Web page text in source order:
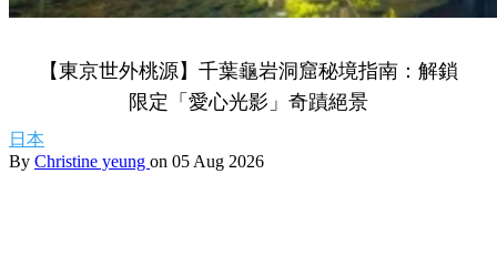
【東京世外桃源】千葉龜岩洞窟秘境指南：解鎖
限定「愛心光影」奇蹟絕景
日本
By Christine yeung on 05 Aug 2026